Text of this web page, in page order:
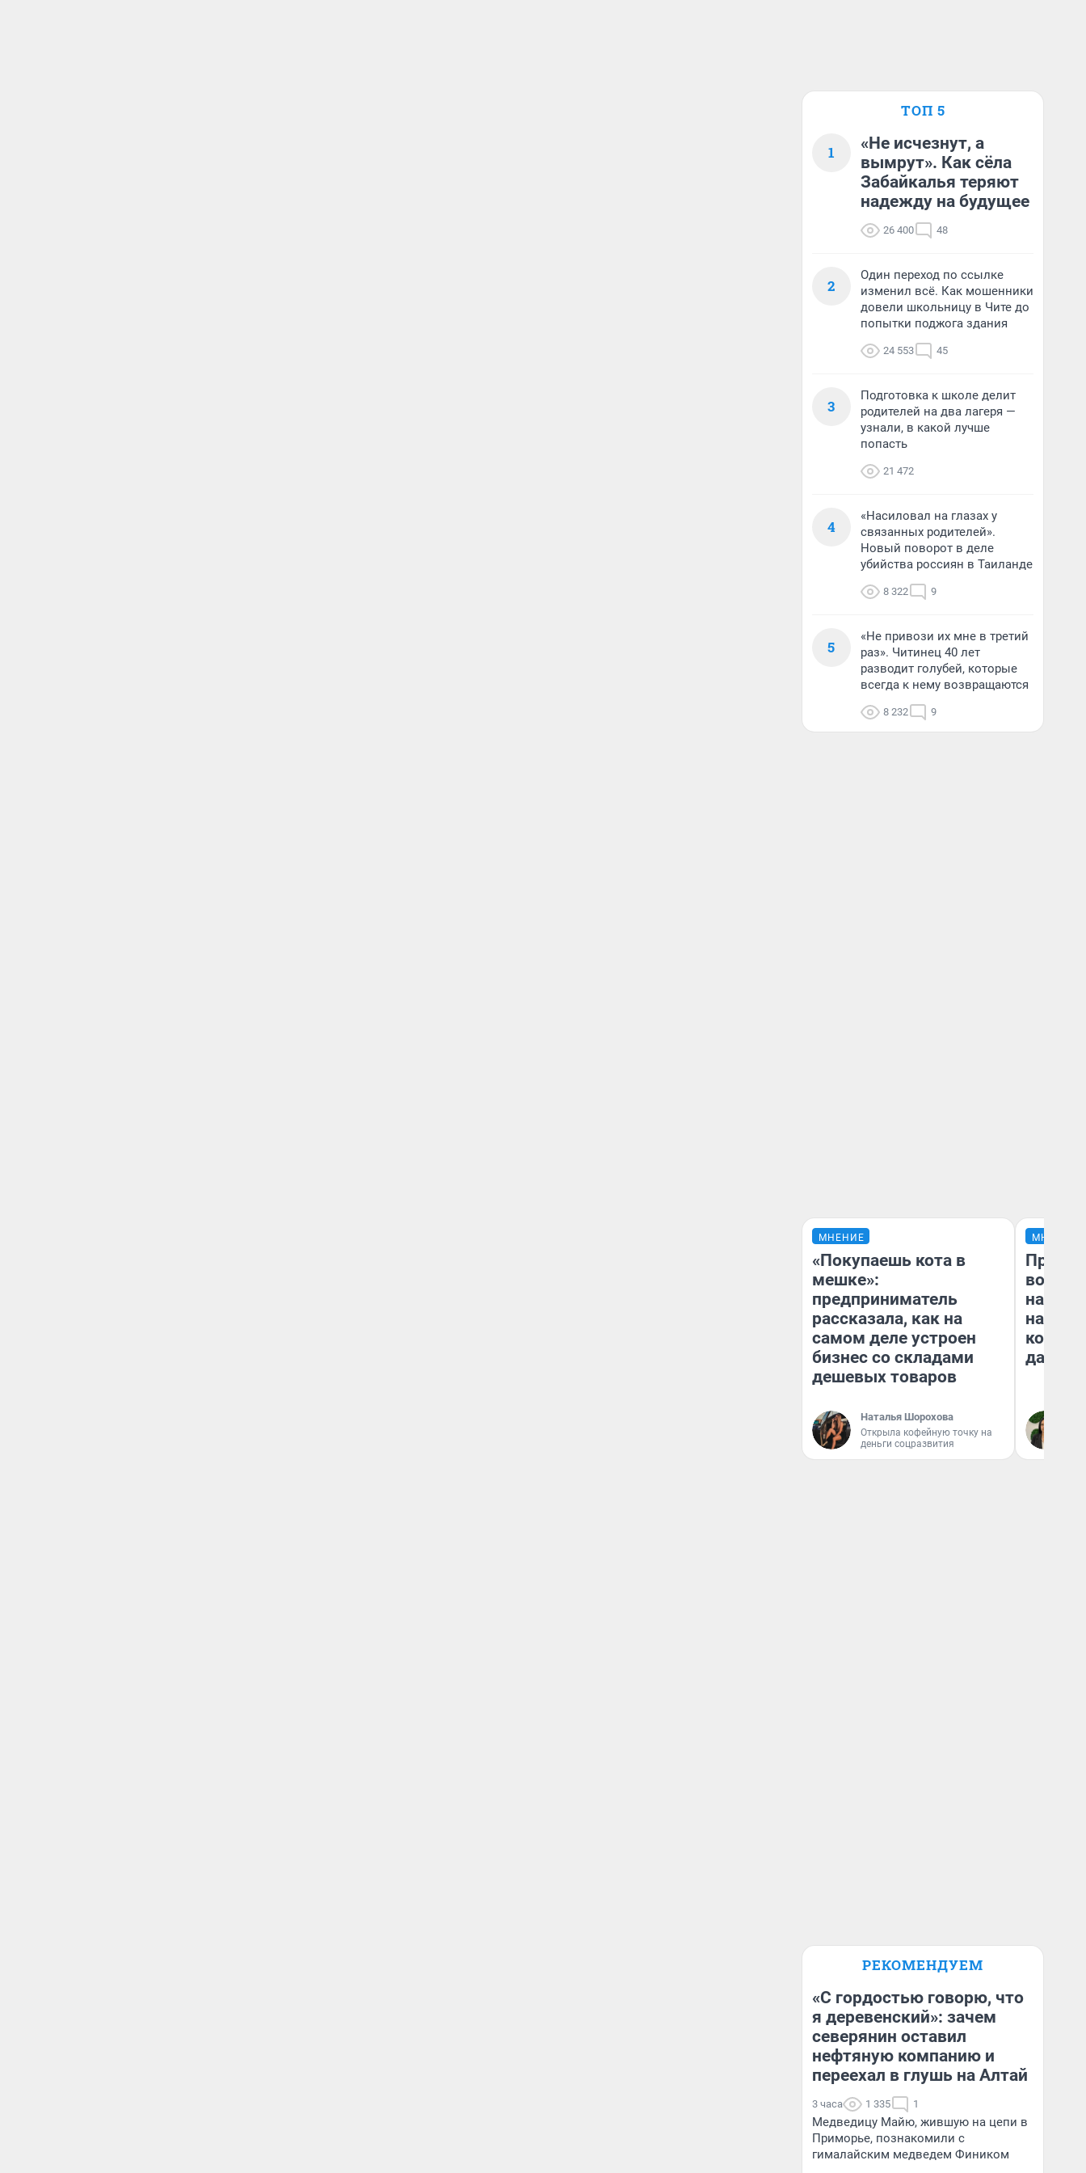
ТОП 5
1
«Не исчезнут, а
вымрут». Как сёла
Забайкалья теряют
надежду на будущее
26 400 48
2
Один переход по ссылке
изменил всё. Как мошенники
довели школьницу в Чите до
попытки поджога здания
24 553 45
3
Подготовка к школе делит
родителей на два лагеря —
узнали, в какой лучше
попасть
21 472
4
«Насиловал на глазах у
связанных родителей».
Новый поворот в деле
убийства россиян в Таиланде
8 322 9
5
«Не привози их мне в третий
раз». Читинец 40 лет
разводит голубей, которые
всегда к нему возвращаются
8 232 9
МНЕНИЕ
«Покупаешь кота в
мешке»:
предприниматель
рассказала, как на
самом деле устроен
бизнес со складами
дешевых товаров
Наталья Шорохова
Открыла кофейную точку на
деньги соцразвития
МНЕНИЕ
нам
даже
РЕКОМЕНДУЕМ
«С гордостью говорю, что
я деревенский»: зачем
северянин оставил
нефтяную компанию и
переехал в глушь на Алтай
3 часа 1 335 1
Медведицу Майю, жившую на цепи в
Приморье, познакомили с
гималайским медведем Фиником